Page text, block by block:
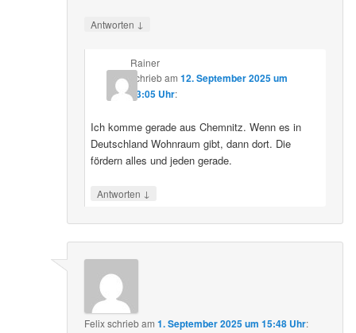
Antworten ↓
Rainer
schriebam 12. September 2025 um
23:05 Uhr:
Ich komme gerade aus Chemnitz. Wenn es in
Deutschland Wohnraum gibt, dann dort. Die
fördern alles und jeden gerade.
Antworten ↓
Felixschriebam1. September 2025 um 15:48 Uhr: